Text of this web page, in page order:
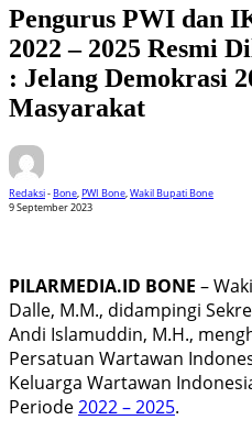
Pengurus PWI dan
2022 – 2025 Resmi
: Jelang Demokrasi
Masyarakat
Redaksi-Bone,PWI Bone,Wakil Bupati Bone
9 September 2023
PILARMEDIA.ID BONE –
Dalle, M.M., didampingi
Andi Islamuddin, M.H.,
Persatuan Wartawan
Keluarga Wartawan
Periode2022 – 2025.